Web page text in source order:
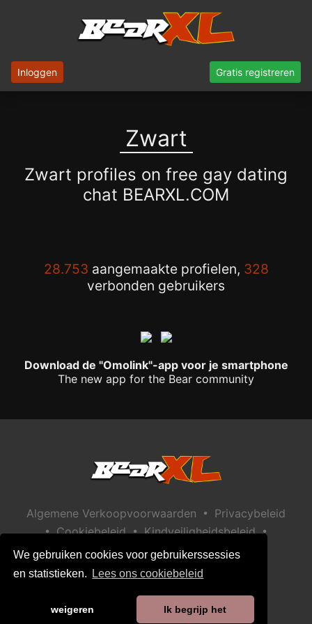
We gebruiken cookies voor gebruikerssessies
en statistieken.
Lees ons cookiebeleid
weigeren Ik begrijp het
Inloggen Gratis registreren
Zwart
Zwart profiles on free gay dating
chat BEARXL.COM
28.753 aangemaakte profielen, 328
verbonden gebruikers
Download de "Omolink"-app voor je smartphone
The new app for the Bear community
Algemene Verkoopvoorwaarden • Privacybeleid
• Cookiebeleid • Kindveiligheidsbeleid •
Help / Contact